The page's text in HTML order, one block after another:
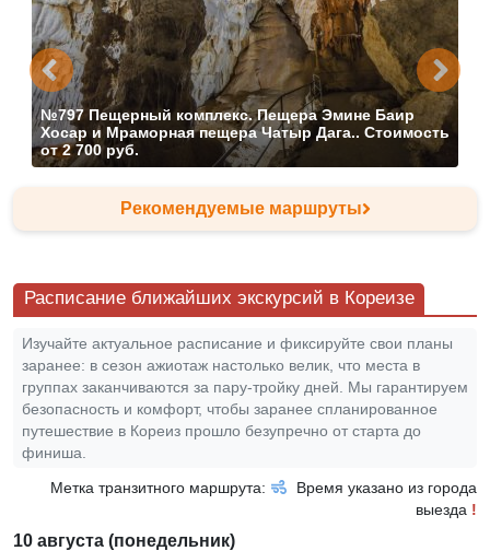
№797 Пещерный комплекс. Пещера Эмине Баир
Хосар и Мраморная пещера Чатыр Дага.. Стоимость
от2 700 руб.
Рекомендуемые маршруты
Расписание ближайших экскурсий в Кореизе
Изучайте актуальное расписание и фиксируйте свои планы
заранее: в сезон ажиотаж настолько велик, что места в
группах заканчиваются за пару-тройку дней. Мы гарантируем
безопасность и комфорт, чтобы заранее спланированное
путешествие в Кореиз прошло безупречно от старта до
финиша.
Метка транзитного маршрута:
Время указано из города
выезда !
10 августа (понедельник)